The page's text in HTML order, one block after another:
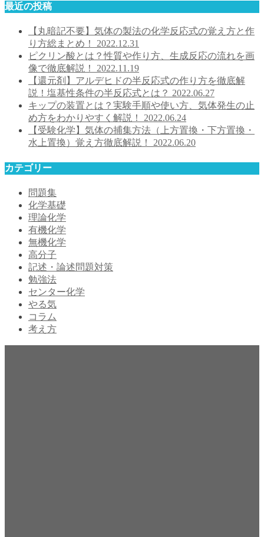
最近の投稿
【丸暗記不要】気体の製法の化学反応式の覚え方と作
り方総まとめ！ 2022.12.31
ピクリン酸とは？性質や作り方、生成反応の流れを画
像で徹底解説！ 2022.11.19
【還元剤】アルデヒドの半反応式の作り方を徹底解
説！塩基性条件の半反応式とは？ 2022.06.27
キップの装置とは？実験手順や使い方、気体発生の止
め方をわかりやすく解説！ 2022.06.24
【受験化学】気体の捕集方法（上方置換・下方置換・
水上置換）覚え方徹底解説！ 2022.06.20
カテゴリー
問題集
化学基礎
理論化学
有機化学
無機化学
高分子
記述・論述問題対策
勉強法
センター化学
やる気
コラム
考え方